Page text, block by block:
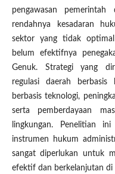
pengawasan
rendahnya kesadaran
sektor yang tidak
belum efektifnya
Genuk. Strategi yang
regulasi daerah berbasis
berbasis teknologi,
serta pemberdayaan
lingkungan. Penelitian
instrumen hukum
sangat diperlukan untuk
efektif dan berkelanjutan di